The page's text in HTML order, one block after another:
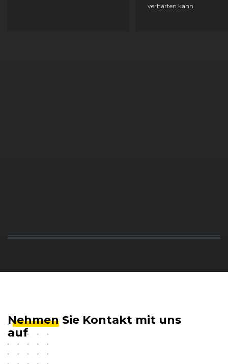
verhärten kann.
Nehmen Sie Kontakt mit uns
auf